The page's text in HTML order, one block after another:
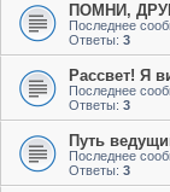
ПОМНИ,
Последнее
Ответы: 3
Рассвет! Я
Последнее
Ответы: 3
Путь
Последнее
Ответы: 3